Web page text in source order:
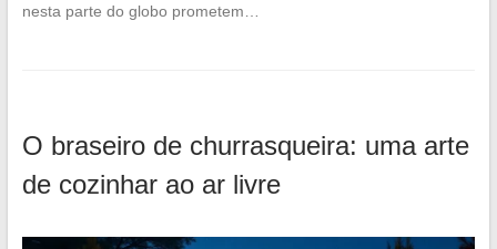
nesta parte do globo prometem…
O braseiro de churrasqueira: uma arte
de cozinhar ao ar livre